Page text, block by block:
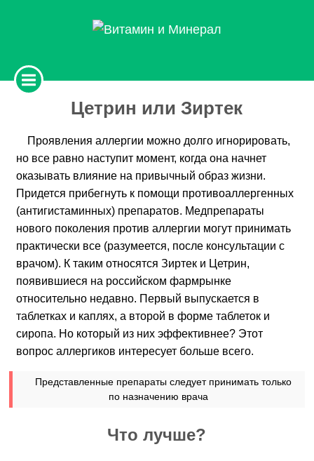
Цетрин или Зиртек
Проявления аллергии можно долго игнорировать,
но все равно наступит момент, когда она начнет
оказывать влияние на привычный образ жизни.
Придется прибегнуть к помощи противоаллергенных
(антигистаминных) препаратов. Медпрепараты
нового поколения против аллергии могут принимать
практически все (разумеется, после консультации с
врачом). К таким относятся Зиртек и Цетрин,
появившиеся на российском фармрынке
относительно недавно. Первый выпускается в
таблетках и каплях, а второй в форме таблеток и
сиропа. Но который из них эффективнее? Этот
вопрос аллергиков интересует больше всего.
Представленные препараты следует принимать только
по назначению врача
Что лучше?